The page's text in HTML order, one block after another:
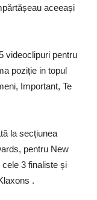
aceeași
videoclipuri pentru
poziție in topul
Important, Te
la secțiunea
pentru New
3 finaliste și
.